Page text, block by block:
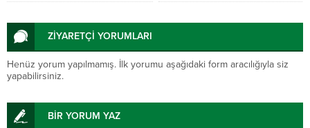
ZİYARETÇİ YORUMLARI
Henüz yorum yapılmamış. İlk yorumu aşağıdaki form aracılığıyla siz
yapabilirsiniz.
BİR YORUM YAZ